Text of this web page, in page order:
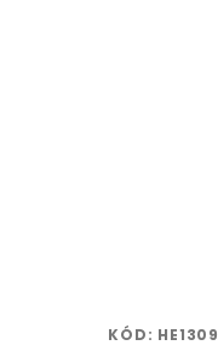
KÓD: HE1309